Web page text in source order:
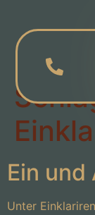
Ein und
Unter